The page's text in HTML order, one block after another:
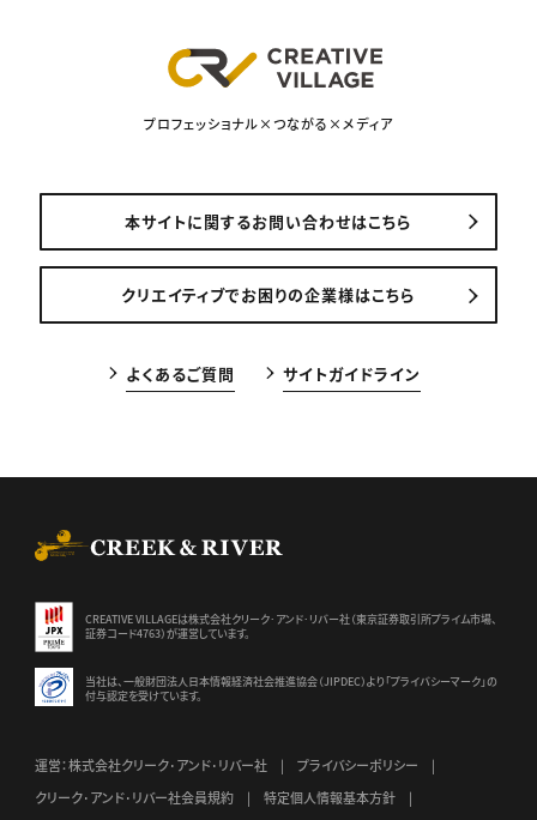
プロフェッショナル×つながる×メディア
本サイトに関するお問い合わせはこちら
クリエイティブでお困りの企業様はこちら
よくあるご質問 サイトガイドライン
CREATIVE VILLAGEは株式会社クリーク･アンド･リバー社（東京証券取引所プライム市場、
証券コード4763）が運営しています。
当社は、一般財団法人日本情報経済社会推進協会（JIPDEC）より 「プライバシーマーク」の
付与認定を受けています。
運営：株式会社クリーク･アンド･リバー社
プライバシーポリシー
クリーク･アンド･リバー社会員規約
特定個人情報基本方針